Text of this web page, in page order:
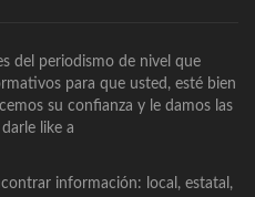
del periodismo de nivel que
para que usted, esté bien
su confianza y le damos las
like a
información: local, estatal,